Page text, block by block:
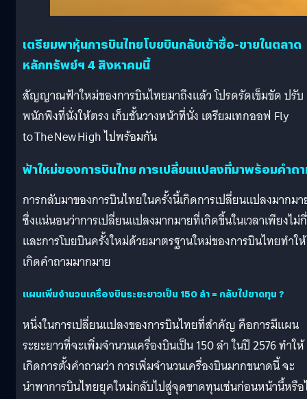
เตรียมพาหุ้นการบินไทยโบยบินกลับเข้าซื้อ-ขายในตลาด
หลักทรัพย์ฯ 4 สิงหาคมนี้
สัญญาณฟ้าใหม่ของการบินไทยมาถึงแล้ว โปรดรัดเข็มขัด ปรับ
พนักพิงที่นั่งให้ตรง เก็บชั้นวางหน้าที่นั่ง เตรียมเทกออฟ Fly
to The New High ไปพร้อมกัน
ฟ้าใหม่ของการบินไทย การเปลี่ยนแปลงที่มาพร้อมคำถ
การกลับมาของการบินไทยในครั้งนี้เกิดการเปลี่ยนแปลงมากม
ซึ่งแน่นอนว่าการเปลี่ยนแปลงมากมายที่เกิดขึ้นในเวลาเพียงไม่
และการโบยบินครั้งใหม่ด้วยมาตรฐานใหม่ของการบินไทยทำให้
เกิดคำถามมากมาย
แผนเพิ่มจำนวนเครื่องบินระยะยาวเป็น 150 ลำ = กลับไปขาดทุน ?
หนึ่งในการเปลี่ยนแปลงของการบินไทยที่สำคัญ คือการมีแผน
ระยะยาวที่จะเพิ่มจำนวนเครื่องบินเป็น 150 ลำ ในปี 2576 ทำให้
เกิดการตั้งคำถามว่า การเพิ่มจำนวนเครื่องบินมากขนาดนี้ จะ
นำพาการบินไทยยุคใหม่กลับไปสู่จุดขาดทุนเช่นก่อนหน้านี้หรือ